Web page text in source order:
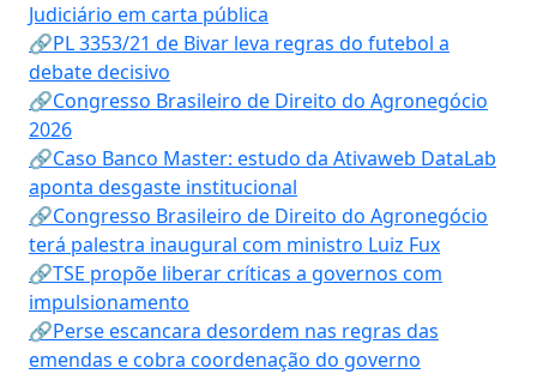
Judiciário em carta pública
🔗PL 3353/21 de Bivar leva regras do futebol a
debate decisivo
🔗Congresso Brasileiro de Direito do Agronegócio
2026
🔗Caso Banco Master: estudo da Ativaweb DataLab
aponta desgaste institucional
🔗Congresso Brasileiro de Direito do Agronegócio
terá palestra inaugural com ministro Luiz Fux
🔗TSE propõe liberar críticas a governos com
impulsionamento
🔗Perse escancara desordem nas regras das
emendas e cobra coordenação do governo